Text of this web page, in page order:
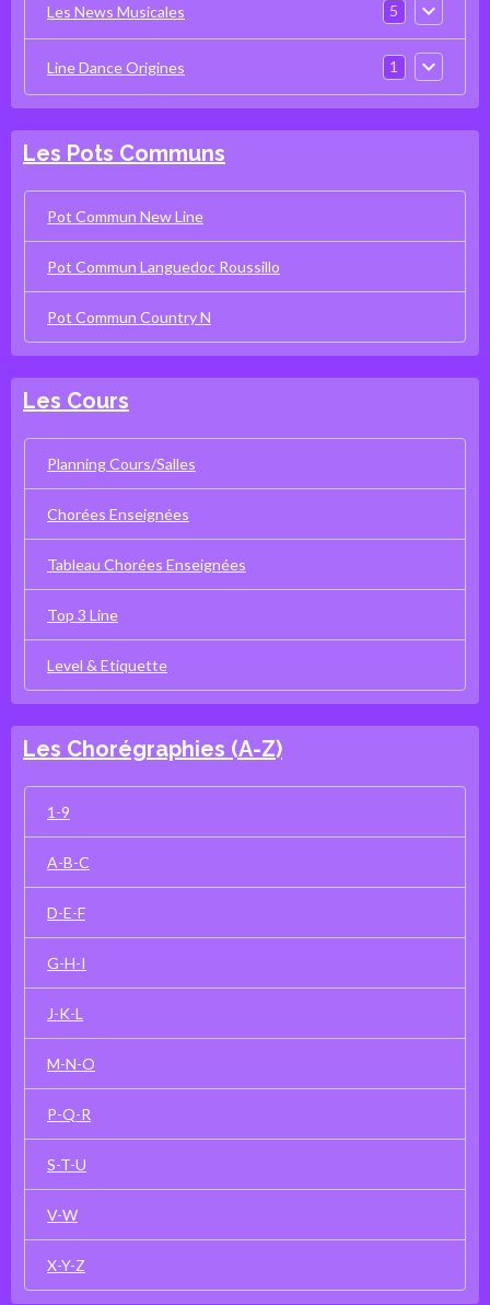
Les News Musicales 5
Line Dance Origines 1
Les Pots Communs
Pot Commun New Line
Pot Commun Languedoc Roussillo
Pot Commun Country N
Les Cours
Planning Cours/Salles
Chorées Enseignées
Tableau Chorées Enseignées
Top 3 Line
Level & Etiquette
Les Chorégraphies (A-Z)
1-9
A-B-C
D-E-F
G-H-I
J-K-L
M-N-O
P-Q-R
S-T-U
V-W
X-Y-Z